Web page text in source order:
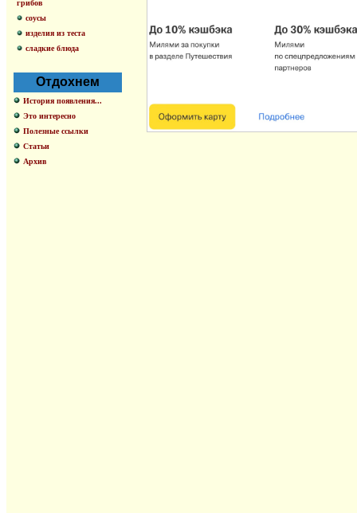
грибов
соусы
изделия из теста
сладкие блюда
Отдохнем
История появления...
Это интересно
Полезные ссылки
Статьи
Архив